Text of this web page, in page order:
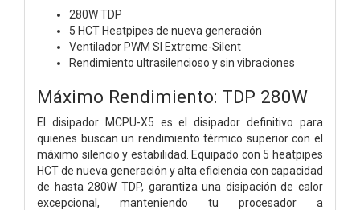
280W TDP
5 HCT Heatpipes de nueva generación
Ventilador PWM SI Extreme-Silent
Rendimiento ultrasilencioso y sin vibraciones
Máximo Rendimiento: TDP 280W
El disipador MCPU-X5 es el disipador definitivo para
quienes buscan un rendimiento térmico superior con el
máximo silencio y estabilidad. Equipado con 5 heatpipes
HCT de nueva generación y alta eficiencia con capacidad
de hasta 280W TDP, garantiza una disipación de calor
excepcional, manteniendo tu procesador a